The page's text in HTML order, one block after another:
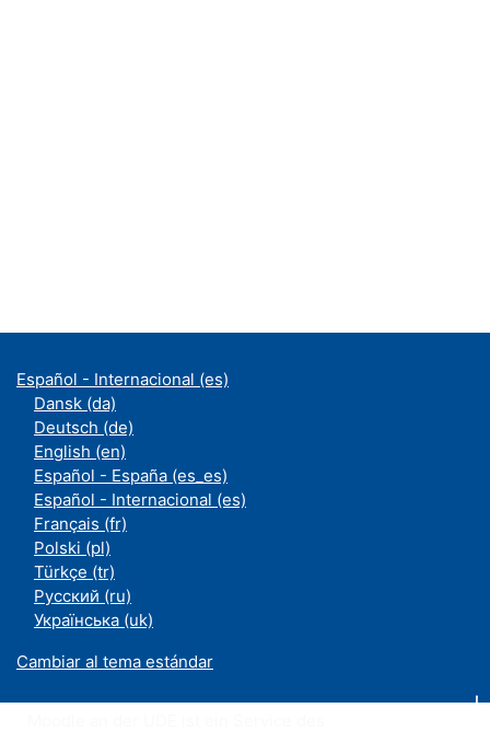
Español - Internacional ‎(es)‎
Dansk ‎(da)‎
Deutsch ‎(de)‎
English ‎(en)‎
Español - España ‎(es_es)‎
Español - Internacional ‎(es)‎
Français ‎(fr)‎
Polski ‎(pl)‎
Türkçe ‎(tr)‎
Русский ‎(ru)‎
Українська ‎(uk)‎
Cambiar al tema estándar